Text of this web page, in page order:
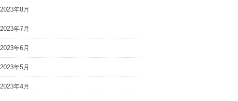
2023年8月
2023年7月
2023年6月
2023年5月
2023年4月